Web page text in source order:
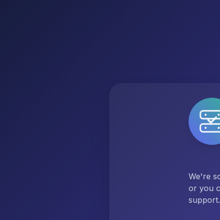
We're
or you
support.